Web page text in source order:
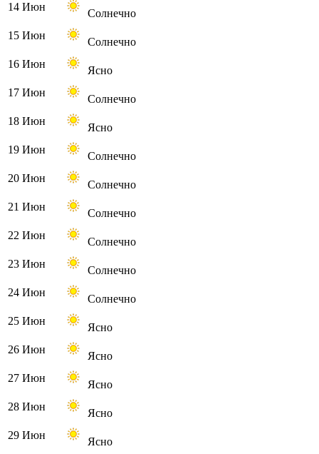
14 Июн
Солнечно
15 Июн
Солнечно
16 Июн
Ясно
17 Июн
Солнечно
18 Июн
Ясно
19 Июн
Солнечно
20 Июн
Солнечно
21 Июн
Солнечно
22 Июн
Солнечно
23 Июн
Солнечно
24 Июн
Солнечно
25 Июн
Ясно
26 Июн
Ясно
27 Июн
Ясно
28 Июн
Ясно
29 Июн
Ясно